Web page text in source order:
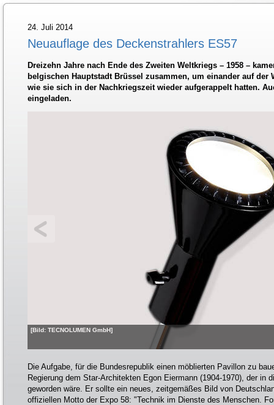
24. Juli 2014
Neuauflage des Deckenstrahlers ES57
Dreizehn Jahre nach Ende des Zweiten Weltkriegs – 1958 –
belgischen Hauptstadt Brüssel zusammen, um einander auf der
wie sie sich in der Nachkriegszeit wieder aufgerappelt hatten.
eingeladen.
[Bild: TECNOLUMEN GmbH]
Die Aufgabe, für die Bundesrepublik einen möblierten Pavillon zu
Regierung dem Star-Architekten Egon Eiermann (1904-1970), der in
geworden wäre. Er sollte ein neues, zeitgemäßes Bild von
offiziellen Motto der Expo 58: "Technik im Dienste des Menschen.